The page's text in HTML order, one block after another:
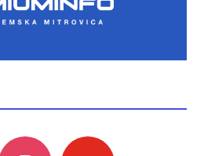
instagram youtube